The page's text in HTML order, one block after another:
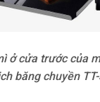
ở cửa trước của
băng chuyền